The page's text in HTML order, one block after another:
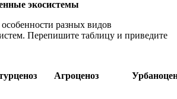
экосистемы
разных видов
Перепишите таблицу и приведите
Агроценоз